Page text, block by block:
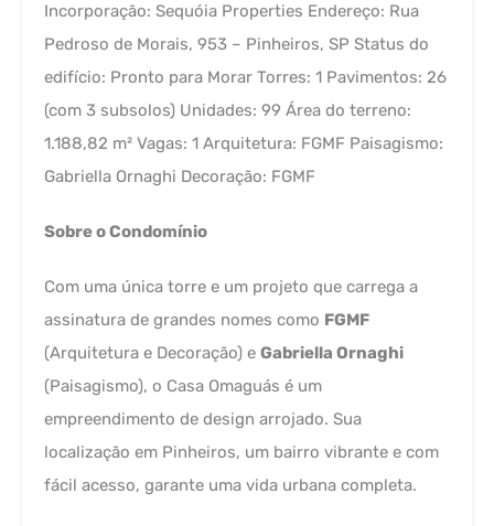
Incorporação: Sequóia Properties Endereço: Rua
Pedroso de Morais, 953 – Pinheiros, SP Status do
edifício: Pronto para Morar Torres: 1 Pavimentos: 26
(com 3 subsolos) Unidades: 99 Área do terreno:
1.188,82 m² Vagas: 1 Arquitetura: FGMF Paisagismo:
Gabriella Ornaghi Decoração: FGMF
Sobre o Condomínio
Com uma única torre e um projeto que carrega a
assinatura de grandes nomes como FGMF
(Arquitetura e Decoração) e Gabriella Ornaghi
(Paisagismo), o Casa Omaguás é um
empreendimento de design arrojado. Sua
localização em Pinheiros, um bairro vibrante e com
fácil acesso, garante uma vida urbana completa.